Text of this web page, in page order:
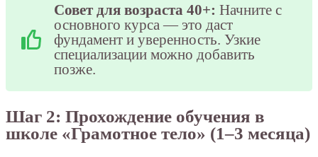
Совет для возраста 40+: Начните с
основного курса — это даст
фундамент и уверенность. Узкие
специализации можно добавить
позже.
Шаг 2: Прохождение обучения в
школе «Грамотное тело» (1–3 месяца)